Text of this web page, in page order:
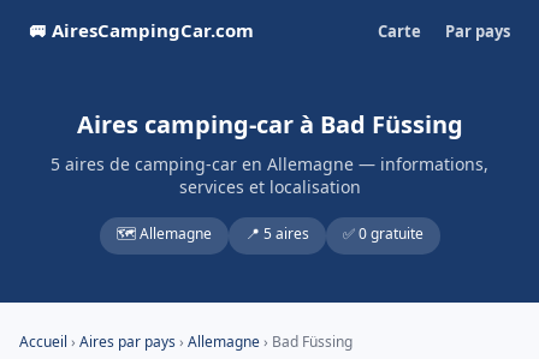
🚐 AiresCampingCar.com Carte Par pays
Aires camping-car à Bad Füssing
5 aires de camping-car en Allemagne — informations,
services et localisation
🗺️ Allemagne 📍 5 aires ✅ 0 gratuite
Accueil › Aires par pays› Allemagne› Bad Füssing